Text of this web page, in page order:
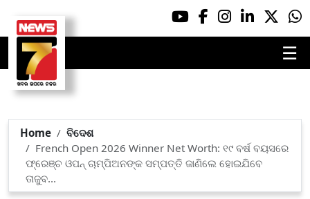
☰
Home
ବିଦେଶ
French Open 2026 Winner Net Worth: ୧୯ ବର୍ଷ ବୟସରେ
ଫ୍ରେଞ୍ଚ ଓପନ୍ ଚାମ୍ପିଅନଙ୍କ ସମ୍ପତ୍ତି ଜାଣିଲେ ହୋଇଯିବେ
ତାଜୁବ...